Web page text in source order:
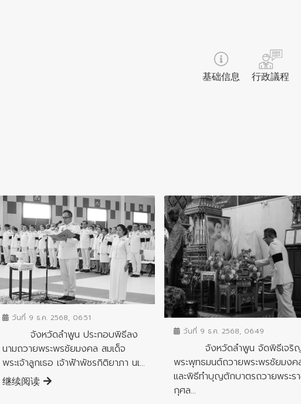
基础信息 行政議程
ข่าวกิจกรรมสำคัญจังหวัด
วันที่ 9 ธ.ค. 2568, 06:51
จังหวัดลำพูน ประกอบพิธีลง
นามถวายพระพรชัยมงคล สมเด็จ
พระเจ้าลูกเธอ เจ้าฟ้าพัชรกิติยาภา นเ...
继续阅读
ข่าวกิจกรรมสำคัญจังหวัด
วันที่ 9 ธ.ค. 2568, 06:49
จังหวัดลำพูน จัดพิธีเจริ
พระพุทธมนต์ถวายพระพรชัยมงค
และพิธีทำบุญตักบาตรถวายพระร
กุศล...